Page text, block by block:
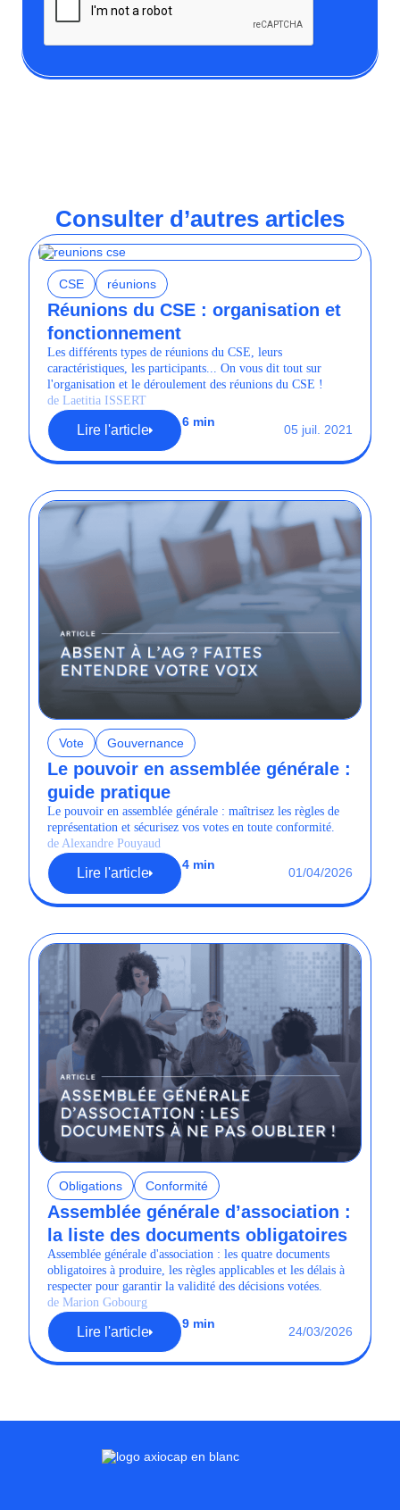
Consulter d’autres articles
CSE réunions
Réunions du CSE : organisation et
fonctionnement
Les différents types de réunions du CSE, leurs
caractéristiques, les participants... On vous dit tout sur
l'organisation et le déroulement des réunions du CSE !
de Laetitia ISSERT
Lire l'article
6 min
05 juil. 2021
Vote Gouvernance
Le pouvoir en assemblée générale :
guide pratique
Le pouvoir en assemblée générale : maîtrisez les règles de
représentation et sécurisez vos votes en toute conformité.
de Alexandre Pouyaud
Lire l'article
4 min
01/04/2026
Obligations Conformité
Assemblée générale d’association :
la liste des documents obligatoires
Assemblée générale d'association : les quatre documents
obligatoires à produire, les règles applicables et les délais à
respecter pour garantir la validité des décisions votées.
de Marion Gobourg
Lire l'article
9 min
24/03/2026